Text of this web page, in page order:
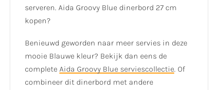
serveren. Aida Groovy Blue dinerbord 27 cm
kopen?
Benieuwd geworden naar meer servies in deze
mooie Blauwe kleur? Bekijk dan eens de
complete Aida Groovy Blue serviescollectie. Of
combineer dit dinerbord met andere